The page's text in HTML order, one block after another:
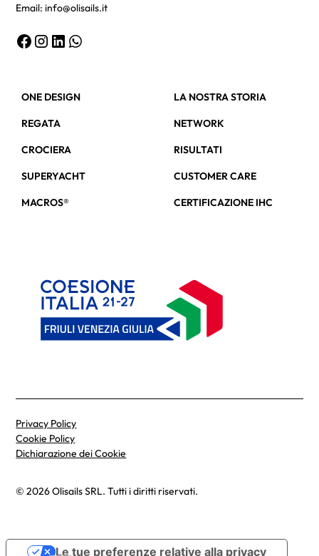
Email: info@olisails.it
ONE DESIGN
REGATA
CROCIERA
SUPERYACHT
MACROS®
LA NOSTRA STORIA
NETWORK
RISULTATI
CUSTOMER CARE
CERTIFICAZIONE IHC
© 2026 Olisails SRL. Tutti i diritti riservati.
Privacy Policy
Cookie Policy
Dichiarazione dei Cookie
Le tue preferenze relative alla privacy